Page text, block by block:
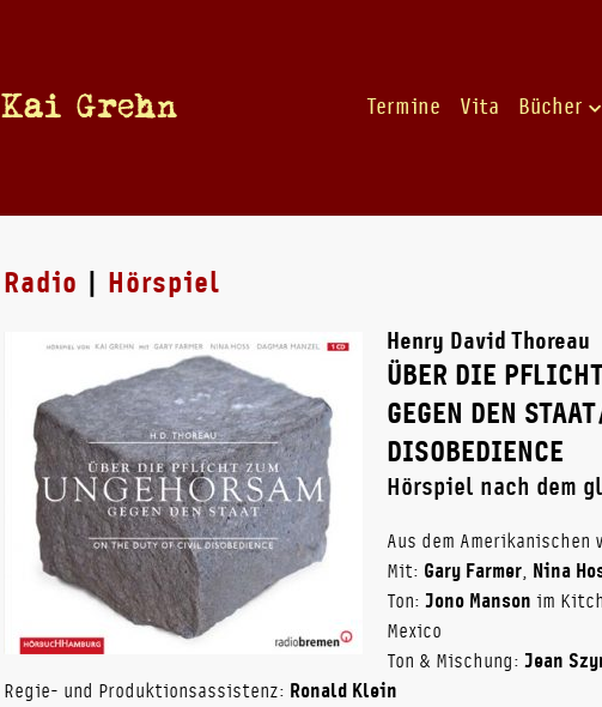
Kai Grehn Termine Vita Bücher
Radio | Hörspiel
Henry David Thoreau
ÜBER DIE
GEGEN DEN
DISOBEDIENCE
Hörspiel nach dem
Aus dem Amerikanischen
Mit: Gary Farmer, Nina
Ton: Jono Manson im
Mexico
Ton & Mischung: Jean
Regie- und Produktionsassistenz: Ronald Klein